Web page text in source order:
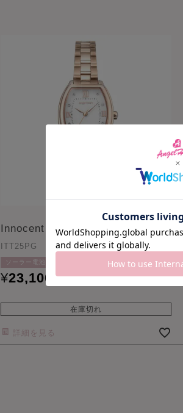
Innocent Time
ITT25PG
ソーラー電池
¥23,100 税込
在庫切れ
詳細を見る